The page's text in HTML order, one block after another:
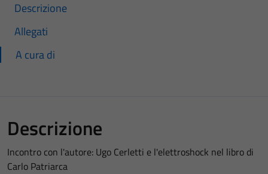
Descrizione
Allegati
A cura di
Descrizione
Incontro con l'autore: Ugo Cerletti e l'elettroshock nel libro di
Carlo Patriarca